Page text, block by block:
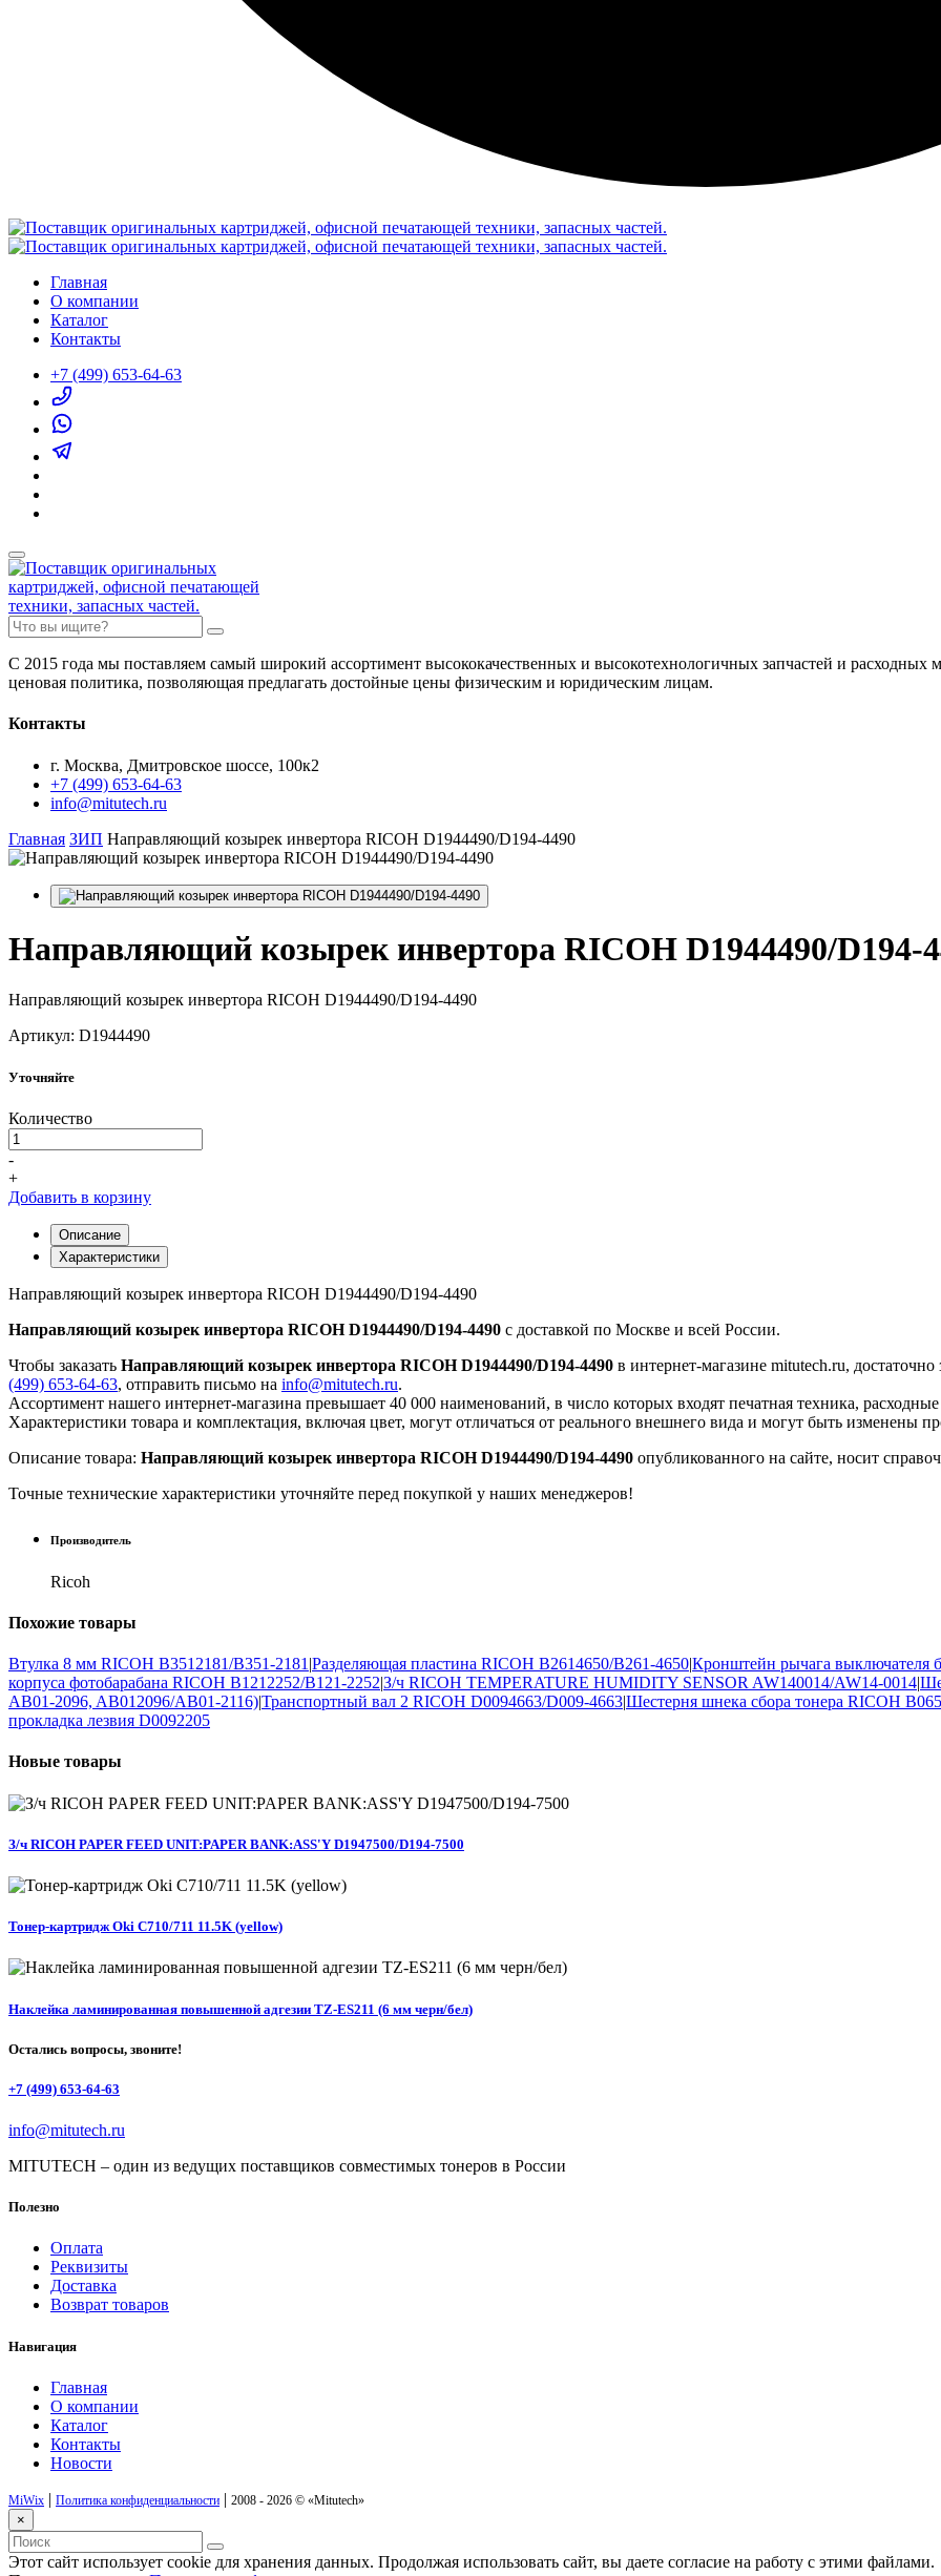
Главная
О компании
Каталог
Контакты
+7 (499) 653-64-63
С 2015 года мы поставляем самый широкий ассортимент высококачественных и высокотехнологичных запчастей и
ценовая политика, позволяющая предлагать достойные цены физическим и юридическим лицам.
Контакты
г. Москва, Дмитровское шоссе, 100к2
+7 (499) 653-64-63
info@mitutech.ru
Главная ЗИП Направляющий козырек инвертора RICOH D1944490/D194-4490
Направляющий козырек инвертора RICOH D1944490/D194-
Направляющий козырек инвертора RICOH D1944490/D194-4490
Артикул: D1944490
Уточняйте
Количество
-
+
Добавить в корзину
Описание
Характеристики
Направляющий козырек инвертора RICOH D1944490/D194-4490
Направляющий козырек инвертора RICOH D1944490/D194-4490 с доставкой по Москве и всей России.
Чтобы заказать Направляющий козырек инвертора RICOH D1944490/D194-4490 в интернет-магазине mitutech.ru,
(499) 653-64-63, отправить письмо на info@mitutech.ru.
Ассортимент нашего интернет-магазина превышает 40 000 наименований, в число которых входят печатная техника,
Характеристики товара и комплектация, включая цвет, могут отличаться от реального внешнего вида и могут быть изменены
Описание товара: Направляющий козырек инвертора RICOH D1944490/D194-4490 опубликованного на сайте, носит
Точные технические характеристики уточняйте перед покупкой у наших менеджеров!
Производитель
Ricoh
Похожие товары
Втулка 8 мм RICOH B3512181/B351-2181 |Разделяющая пластина RICOH B2614650/B261-4650|Кронштейн рычага выключателя
корпуса фотобарабана RICOH B1212252/B121-2252|З/ч RICOH TEMPERATURE HUMIDITY SENSOR AW140014/AW14-0014|
AB01-2096, AB012096/AB01-2116)|Транспортный вал 2 RICOH D0094663/D009-4663|Шестерня шнека сбора тонера RICOH
прокладка лезвия D0092205
Новые товары
З/ч RICOH PAPER FEED UNIT:PAPER BANK:ASS'Y D1947500/D194-7500
Тонер-картридж Oki C710/711 11.5K (yellow)
Наклейка ламинированная повышенной адгезии TZ-ES211 (6 мм черн/бел)
Остались вопросы, звоните!
+7 (499) 653-64-63
info@mitutech.ru
MITUTECH – один из ведущих поставщиков совместимых тонеров в России
Полезно
Оплата
Реквизиты
Доставка
Возврат товаров
Навигация
Главная
О компании
Каталог
Контакты
Новости
MiWix | Политика конфиденциальности | 2008 - 2026 © «Mitutech»
×
Этот сайт использует cookie для хранения данных. Продолжая использовать сайт, вы даете согласие на работу с этими файлами.